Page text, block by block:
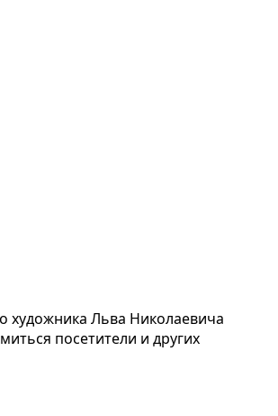
художника Льва Николаевича
посетители и других